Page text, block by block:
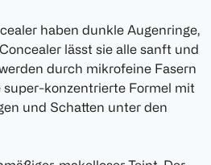
haben dunkle Augenringe,
lässt sie alle sanft und
durch mikrofeine Fasern
konzentrierte Formel mit
und Schatten unter den